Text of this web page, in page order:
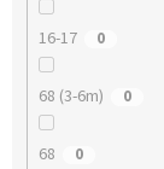
16-17 0
68 (3-6m) 0
68 0